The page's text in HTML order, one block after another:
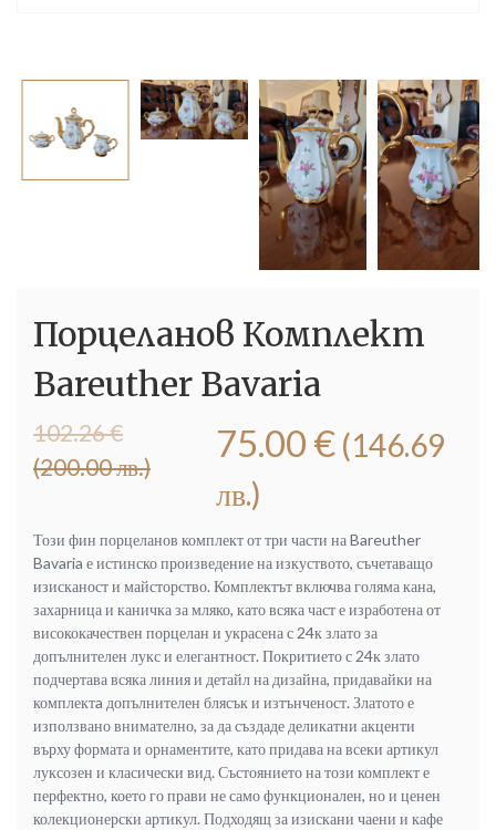
Порцеланов Комплект
Bareuther Bavaria
102.26€
(200.00 лв.)
Original
was:
лв.).
75.00 € (146.69
лв.)
Текущата
е:
лв.).
Този фин порцеланов комплект от три части на Bareuther
Bavaria е истинско произведение на изкуството, съчетаващо
изисканост и майсторство. Комплектът включва голяма кана,
захарница и каничка за мляко, като всяка част е изработена от
висококачествен порцелан и украсена с 24к злато за
допълнителен лукс и елегантност. Покритието с 24к злато
подчертава всяка линия и детайл на дизайна, придавайки на
комплектa допълнителен блясък и изтънченост. Златото е
използвано внимателно, за да създаде деликатни акценти
върху формата и орнаментите, като придава на всеки артикул
луксозен и класически вид. Състоянието на този комплект е
перфектно, което го прави не само функционален, но и ценен
колекционерски артикул. Подходящ за изискани чаени и кафе